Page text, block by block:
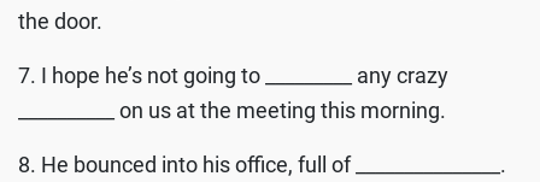
the door.
7. I hope he’s not going to _________ any crazy
__________ on us at the meeting this morning.
8. He bounced into his office, full of _______________.